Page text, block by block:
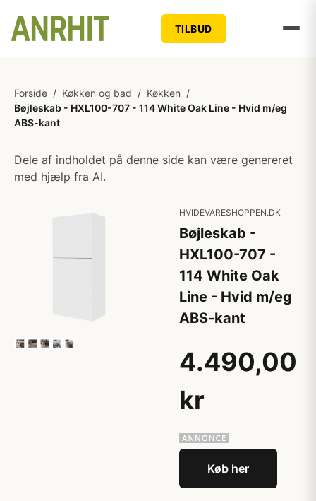
TILBUD
Forside / Køkken og bad / Køkken /
Bøjleskab - HXL100-707 - 114 White Oak Line - Hvid m/eg
ABS-kant
Dele af indholdet på denne side kan være genereret
med hjælp fra AI.
HVIDEVARESHOPPEN.DK
Bøjleskab -
HXL100-707 -
114 White Oak
Line - Hvid m/eg
ABS-kant
4.490,00
kr
Køb her